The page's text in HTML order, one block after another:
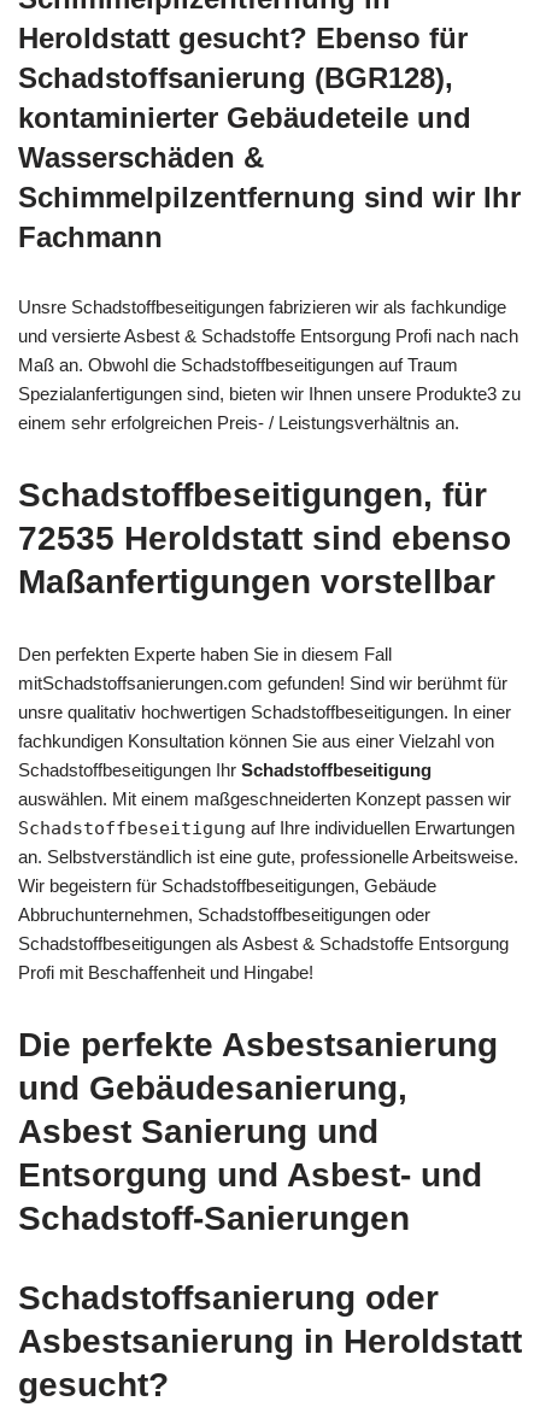
Heroldstatt gesucht? Ebenso für
Schadstoffsanierung (BGR128),
kontaminierter Gebäudeteile und
Wasserschäden &
Schimmelpilzentfernung sind wir Ihr
Fachmann
Unsre Schadstoffbeseitigungen fabrizieren wir als fachkundige
und versierte Asbest & Schadstoffe Entsorgung Profi nach nach
Maß an. Obwohl die Schadstoffbeseitigungen auf Traum
Spezialanfertigungen sind, bieten wir Ihnen unsere Produkte3 zu
einem sehr erfolgreichen Preis- / Leistungsverhältnis an.
Schadstoffbeseitigungen, für
72535 Heroldstatt sind ebenso
Maßanfertigungen vorstellbar
Den perfekten Experte haben Sie in diesem Fall
mitSchadstoffsanierungen.com gefunden! Sind wir berühmt für
unsre qualitativ hochwertigen Schadstoffbeseitigungen. In einer
fachkundigen Konsultation können Sie aus einer Vielzahl von
Schadstoffbeseitigungen Ihr Schadstoffbeseitigung
auswählen. Mit einem maßgeschneiderten Konzept passen wir
Schadstoffbeseitigung auf Ihre individuellen Erwartungen
an. Selbstverständlich ist eine gute, professionelle Arbeitsweise.
Wir begeistern für Schadstoffbeseitigungen, Gebäude
Abbruchunternehmen, Schadstoffbeseitigungen oder
Schadstoffbeseitigungen als Asbest & Schadstoffe Entsorgung
Profi mit Beschaffenheit und Hingabe!
Die perfekte Asbestsanierung
und Gebäudesanierung,
Asbest Sanierung und
Entsorgung und Asbest- und
Schadstoff-Sanierungen
Schadstoffsanierung oder
Asbestsanierung in Heroldstatt
gesucht?